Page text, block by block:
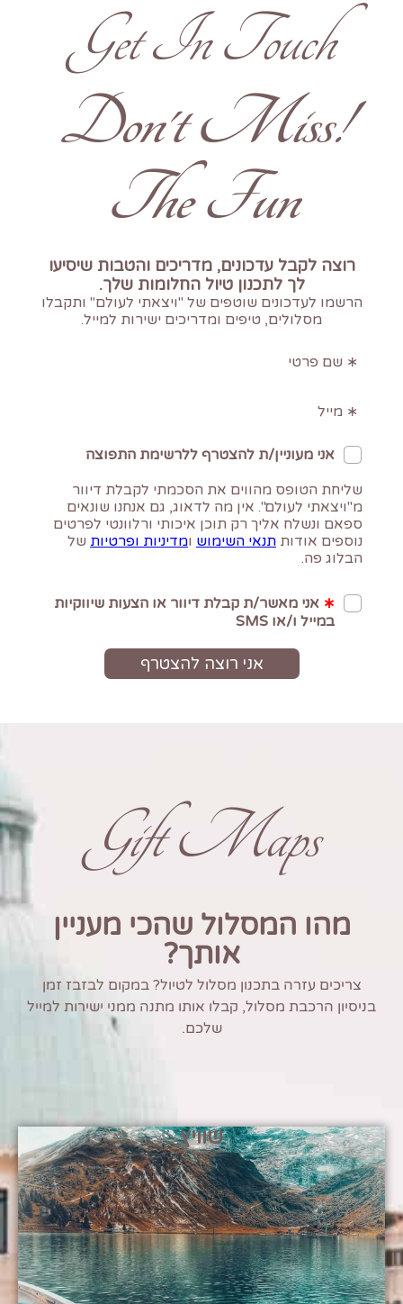
Get In Touch
!Don't Miss
The Fun
Gift Maps
מהו המסלול שהכי מעניין
אותך?
צריכים עזרה בתכנון מסלול לטיול? במקום לבזבז זמן
בניסיון הרכבת מסלול, קבלו אותו מתנה ממני ישירות למייל
שלכם.
שוויץ